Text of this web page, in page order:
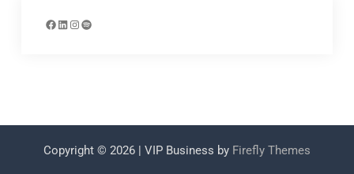
Facebook
LinkedIn
Instagram
Spotify
Copyright © 2026 | VIP Business by Firefly Themes